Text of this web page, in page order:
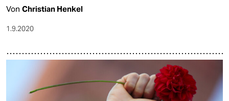
Von Christian Henkel
1.9.2020